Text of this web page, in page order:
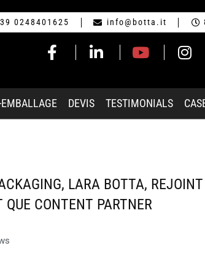
0248401625 info@botta.it
EMBALLAGE DEVIS TESTIMONIALS
LARA BOTTA,
CONTENT PARTNER